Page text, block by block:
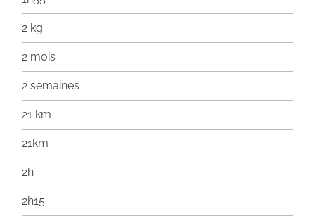
2 kg
2 mois
2 semaines
21 km
21km
2h
2h15